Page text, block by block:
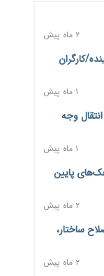
وارد میدان
۲ روز پیش
۲ روز پیش
تکمیلی
با هدف
افت ۲۵ درصدی تیراژ ایران‌خودرو،
۲ ماه پیش
کارگران
۱ ماه پیش
انتقال وجه
۱ ماه پیش
دهک‌های پایین
۲ ماه پیش
ساختار،
۲ ماه پیش